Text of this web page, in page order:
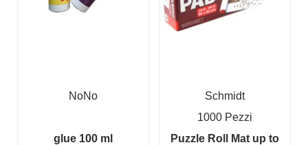
NoNo
glue 100 ml
Schmidt
1000 Pezzi
Puzzle Roll Mat up to